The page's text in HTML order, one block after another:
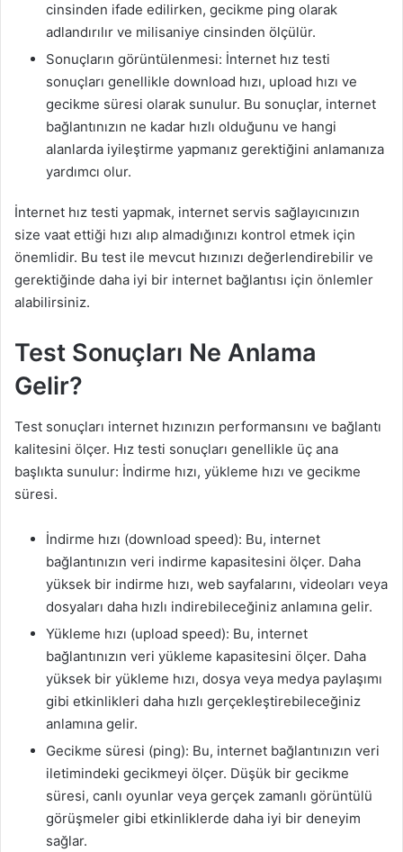
cinsinden ifade edilirken, gecikme ping olarak
adlandırılır ve milisaniye cinsinden ölçülür.
Sonuçların görüntülenmesi: İnternet hız testi
sonuçları genellikle download hızı, upload hızı ve
gecikme süresi olarak sunulur. Bu sonuçlar, internet
bağlantınızın ne kadar hızlı olduğunu ve hangi
alanlarda iyileştirme yapmanız gerektiğini anlamanıza
yardımcı olur.
İnternet hız testi yapmak, internet servis sağlayıcınızın
size vaat ettiği hızı alıp almadığınızı kontrol etmek için
önemlidir. Bu test ile mevcut hızınızı değerlendirebilir ve
gerektiğinde daha iyi bir internet bağlantısı için önlemler
alabilirsiniz.
Test Sonuçları Ne Anlama
Gelir?
Test sonuçları internet hızınızın performansını ve bağlantı
kalitesini ölçer. Hız testi sonuçları genellikle üç ana
başlıkta sunulur: İndirme hızı, yükleme hızı ve gecikme
süresi.
İndirme hızı (download speed): Bu, internet
bağlantınızın veri indirme kapasitesini ölçer. Daha
yüksek bir indirme hızı, web sayfalarını, videoları veya
dosyaları daha hızlı indirebileceğiniz anlamına gelir.
Yükleme hızı (upload speed): Bu, internet
bağlantınızın veri yükleme kapasitesini ölçer. Daha
yüksek bir yükleme hızı, dosya veya medya paylaşımı
gibi etkinlikleri daha hızlı gerçekleştirebileceğiniz
anlamına gelir.
Gecikme süresi (ping): Bu, internet bağlantınızın veri
iletimindeki gecikmeyi ölçer. Düşük bir gecikme
süresi, canlı oyunlar veya gerçek zamanlı görüntülü
görüşmeler gibi etkinliklerde daha iyi bir deneyim
sağlar.